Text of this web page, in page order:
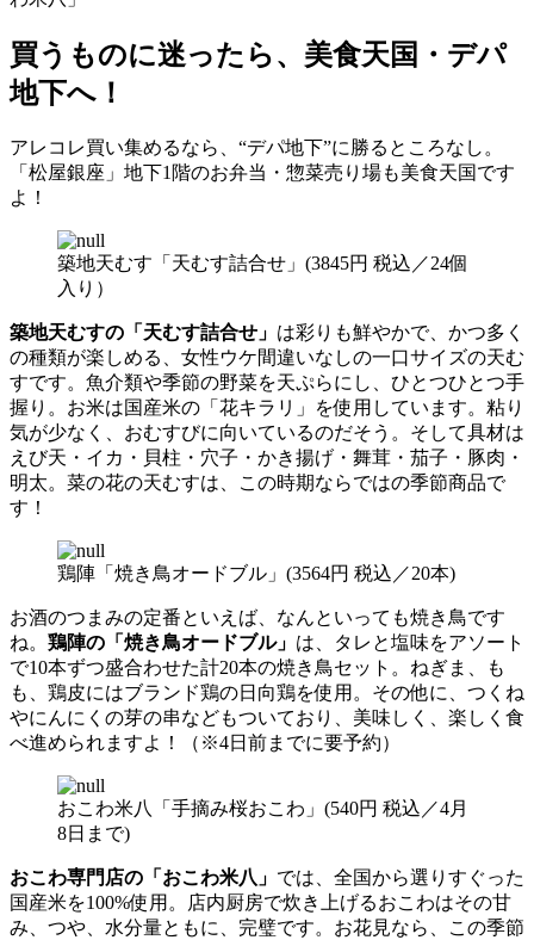
買うものに迷ったら、美食天国・デパ
地下へ！
アレコレ買い集めるなら、“デパ地下”に勝るところなし。
「松屋銀座」地下1階のお弁当・惣菜売り場も美食天国です
よ！
築地天むす「天むす詰合せ」(3845円 税込／24個
入り）
築地天むすの「天むす詰合せ」 は彩りも鮮やかで、かつ多く
の種類が楽しめる、女性ウケ間違いなしの一口サイズの天む
すです。魚介類や季節の野菜を天ぷらにし、ひとつひとつ手
握り。お米は国産米の「花キラリ」を使用しています。粘り
気が少なく、おむすびに向いているのだそう。そして具材は
えび天・イカ・貝柱・穴子・かき揚げ・舞茸・茄子・豚肉・
明太。菜の花の天むすは、この時期ならではの季節商品で
す！
鶏陣「焼き鳥オードブル」(3564円 税込／20本)
お酒のつまみの定番といえば、なんといっても焼き鳥です
ね。 鶏陣の「焼き鳥オードブル」 は、タレと塩味をアソート
で10本ずつ盛合わせた計20本の焼き鳥セット。ねぎま、も
も、鶏皮にはブランド鶏の日向鶏を使用。その他に、つくね
やにんにくの芽の串などもついており、美味しく、楽しく食
べ進められますよ！（※4日前までに要予約）
おこわ米八「手摘み桜おこわ」(540円 税込／4月
8日まで)
おこわ専門店の「おこわ米八」 では、全国から選りすぐった
国産米を100%使用。店内厨房で炊き上げるおこわはその甘
み、つや、水分量ともに、完璧です。お花見なら、この季節